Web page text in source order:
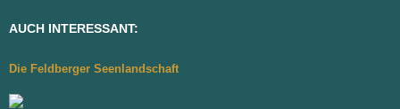
AUCH INTERESSANT:
Die Feldberger Seenlandschaft